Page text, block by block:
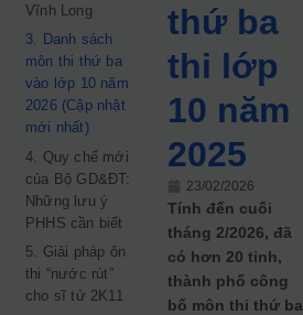
Vĩnh Long
3. Danh sách
môn thi thứ ba
vào lớp 10 năm
2026 (Cập nhật
mới nhất)
4. Quy chế mới
của Bộ GD&ĐT:
Những lưu ý
PHHS cần biết
5. Giải pháp ôn
thi “nước rút”
cho sĩ tử 2K11
thứ ba
thi lớp
10 năm
2025
23/02/2026
Tính đến cuối
tháng 2/2026, đã
có hơn 20 tỉnh,
thành phố công
bố môn thi thứ ba